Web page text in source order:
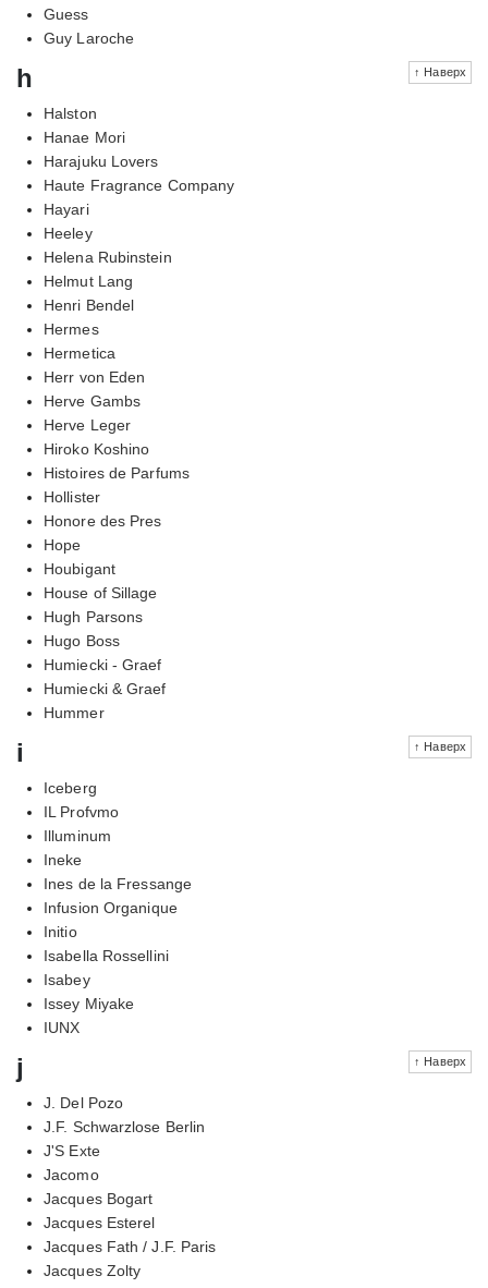
Guess
Guy Laroche
↑ Наверх
h
Halston
Hanae Mori
Harajuku Lovers
Haute Fragrance Company
Hayari
Heeley
Helena Rubinstein
Helmut Lang
Henri Bendel
Hermes
Hermetica
Herr von Eden
Herve Gambs
Herve Leger
Hiroko Koshino
Histoires de Parfums
Hollister
Honore des Pres
Hope
Houbigant
House of Sillage
Hugh Parsons
Hugo Boss
Humiecki - Graef
Humiecki & Graef
Hummer
↑ Наверх
i
Iceberg
IL Profvmo
Illuminum
Ineke
Ines de la Fressange
Infusion Organique
Initio
Isabella Rossellini
Isabey
Issey Miyake
IUNX
↑ Наверх
j
J. Del Pozo
J.F. Schwarzlose Berlin
J'S Exte
Jacomo
Jacques Bogart
Jacques Esterel
Jacques Fath / J.F. Paris
Jacques Zolty